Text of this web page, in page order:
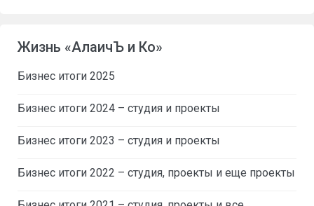
Жизнь «АлаичЪ и Ко»
Бизнес итоги 2025
Бизнес итоги 2024 – студия и проекты
Бизнес итоги 2023 – студия и проекты
Бизнес итоги 2022 – студия, проекты и еще проекты